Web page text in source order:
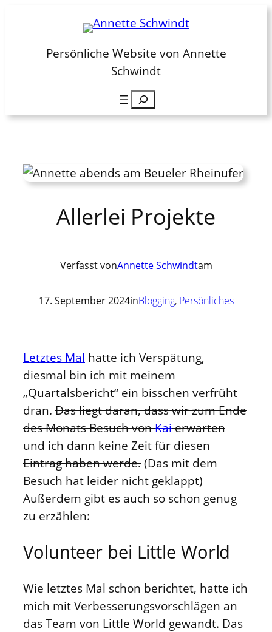
springenPersönliche Website von Annette
Schwindt
Suchen
Allerlei Projekte
Verfasst vonAnnette Schwindtam
17. September 2024inBlogging, Persönliches
Letztes Mal hatte ich Verspätung,
diesmal bin ich mit meinem
„Quartalsbericht“ ein bisschen verfrüht
dran. Das liegt daran, dass wir zum Ende
des Monats Besuch vonKaierwarten
und ich dann keine Zeit für diesen
Eintrag haben werde. (Das mit dem
Besuch hat leider nicht geklappt)
Außerdem gibt es auch so schon genug
zu erzählen:
Volunteer bei Little World
Wie letztes Mal schon berichtet, hatte ich
mich mit Verbesserungsvorschlägen an
das Team von Little World gewandt. Das